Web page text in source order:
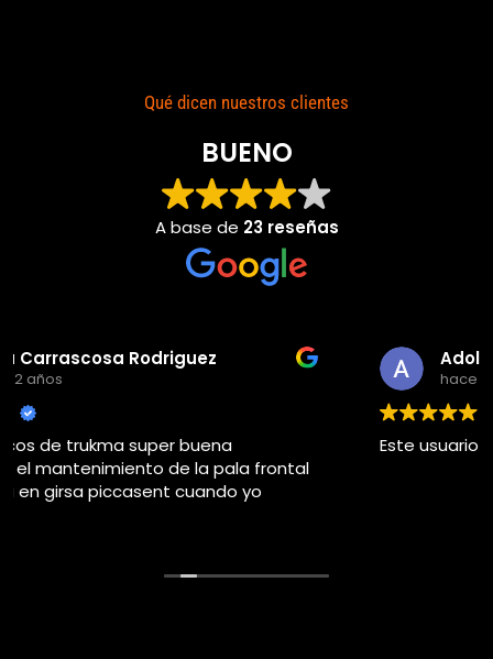
Qué dicen nuestros clientes
BUENO
A base de 23 reseñas
Adolfo j llorems pastor
Este usuario solo dejó una calificación.